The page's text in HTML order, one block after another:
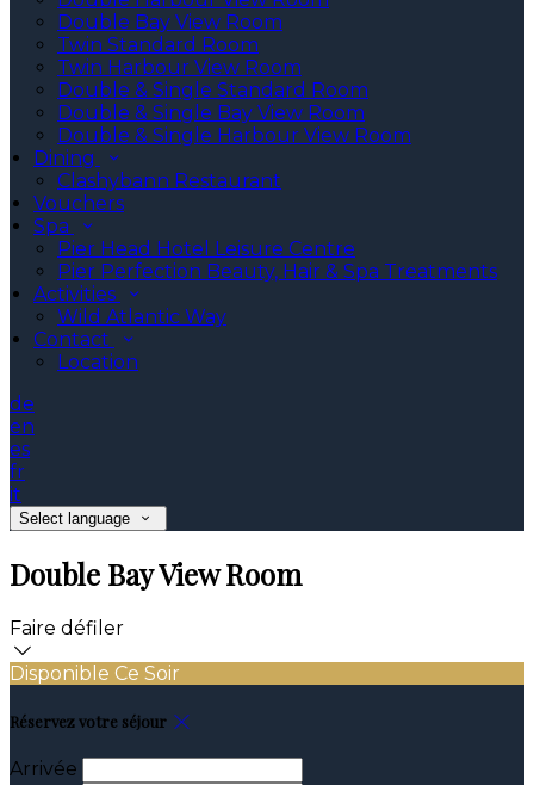
Double Bay View Room
Twin Standard Room
Twin Harbour View Room
Double & Single Standard Room
Double & Single Bay View Room
Double & Single Harbour View Room
Dining
Clashybann Restaurant
Vouchers
Spa
Pier Head Hotel Leisure Centre
Pier Perfection Beauty, Hair & Spa Treatments
Activities
Wild Atlantic Way
Contact
Location
de
en
es
fr
it
Select language
Double Bay View Room
Faire défiler
Disponible Ce Soir
Réservez votre séjour
Arrivée